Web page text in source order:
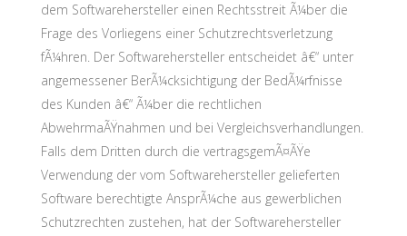
dem Softwarehersteller einen Rechtsstreit Ã¼ber die
Frage des Vorliegens einer Schutzrechtsverletzung
fÃ¼hren. Der Softwarehersteller entscheidet â€“ unter
angemessener BerÃ¼cksichtigung der BedÃ¼rfnisse
des Kunden â€“ Ã¼ber die rechtlichen
AbwehrmaÃŸnahmen und bei Vergleichsverhandlungen.
Falls dem Dritten durch die vertragsgemÃ¤ÃŸe
Verwendung der vom Softwarehersteller gelieferten
Software berechtigte AnsprÃ¼che aus gewerblichen
Schutzrechten zustehen, hat der Softwarehersteller